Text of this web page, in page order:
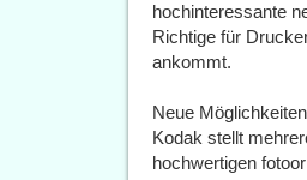
hochinteressante
Richtige für
ankommt.
Neue
Kodak stellt
hochwertigen